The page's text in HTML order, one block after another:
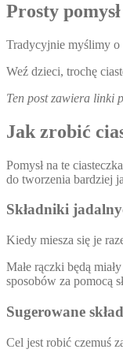
Prosty
Tradycyjnie myślimy o
Weź dzieci, trochę
Ten post zawiera linki
Jak zrobić
Pomysł na te
do tworzenia bardziej
Składniki
Kiedy miesza się je
Małe rączki będą
sposobów za pomocą
Sugerowane
Cel jest robić czemuś